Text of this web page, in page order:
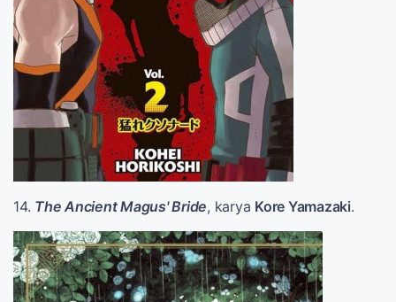
14. The Ancient Magus' Bride, karya Kore Yamazaki.